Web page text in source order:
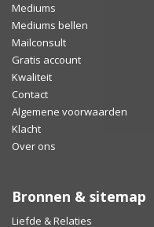
Mediums
Mediums bellen
Mailconsult
Gratis account
Kwaliteit
Contact
Algemene voorwaarden
Klacht
Over ons
Bronnen & sitemap
Liefde & Relaties